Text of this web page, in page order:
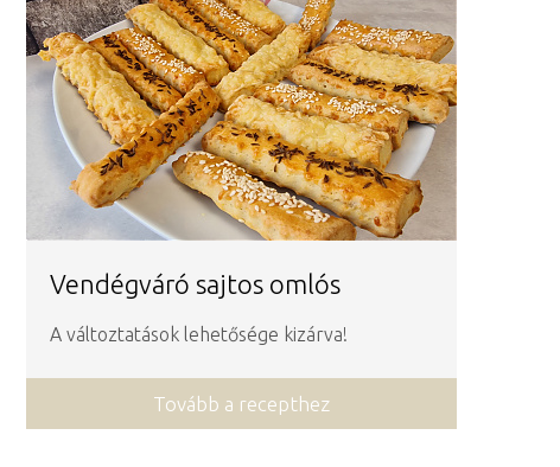
Vendégváró sajtos omlós
A változtatások lehetősége kizárva!
Tovább a recepthez